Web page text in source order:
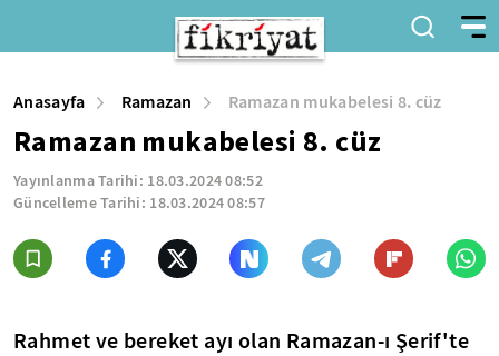
Anasayfa Ramazan Ramazan mukabelesi 8. cüz
Ramazan mukabelesi 8. cüz
Yayınlanma Tarihi: 18.03.2024 08:52
Güncelleme Tarihi: 18.03.2024 08:57
Rahmet ve bereket ayı olan Ramazan-ı Şerif'te